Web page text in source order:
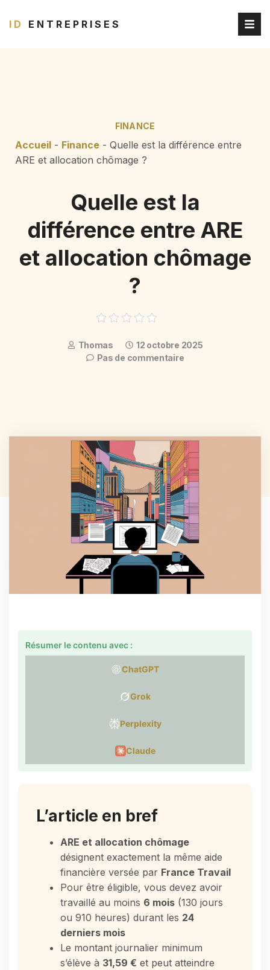
ID ENTREPRISES
FINANCE
Accueil - Finance - Quelle est la différence entre
ARE et allocation chômage ?
Quelle est la
différence entre ARE
et allocation chômage
?
Thomas
12 octobre 2025
Pas de commentaire
Résumer le contenu avec :
ChatGPT
Grok
Perplexity
Claude
L’article en bref
ARE et allocation chômage
désignent exactement la même aide
financière versée par France Travail
Pour être éligible, vous devez avoir
travaillé au moins 6 mois (130 jours
ou 910 heures) durant les 24
derniers mois
Le montant journalier minimum
s’élève à 31,59 € et peut atteindre